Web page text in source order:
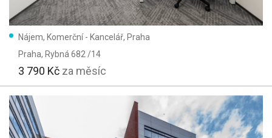
Nájem, Komerční - Kancelář, Praha
Praha, Rybná 682 /14
3 790 Kč za měsíc